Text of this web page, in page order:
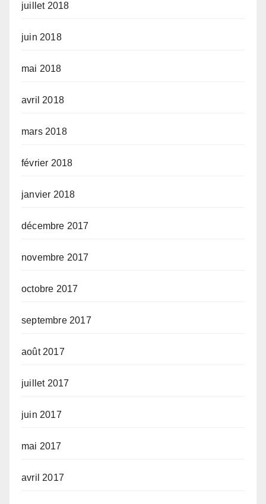
juillet 2018
juin 2018
mai 2018
avril 2018
mars 2018
février 2018
janvier 2018
décembre 2017
novembre 2017
octobre 2017
septembre 2017
août 2017
juillet 2017
juin 2017
mai 2017
avril 2017